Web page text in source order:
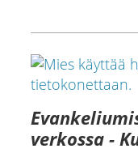
verkossa -